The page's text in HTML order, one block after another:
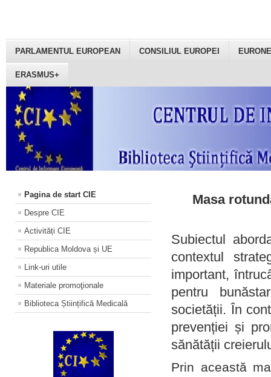
PARLAMENTUL EUROPEAN CONSILIUL EUROPEI
ERASMUS+
Pagina de start CIE
Despre CIE
Activități CIE
Republica Moldova și UE
Link-uri utile
Materiale promoţionale
Biblioteca Științifică Medicală
Masa
Subiectul
contextul
important,
pentru
societății. În
prevenției și
sănătății
Prin această